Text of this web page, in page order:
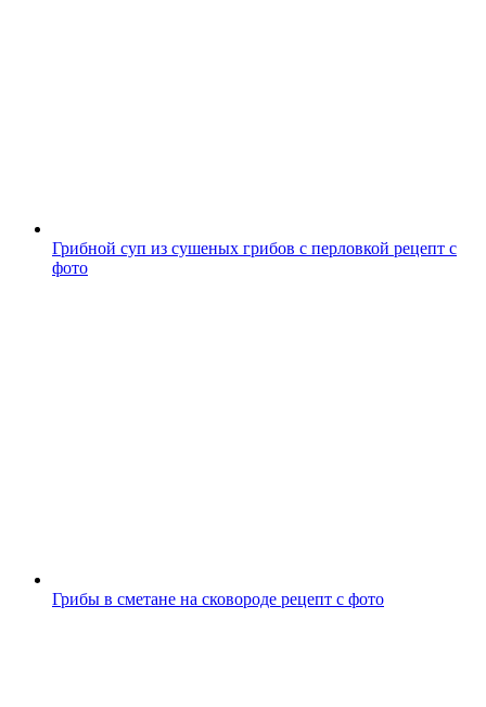
Грибной суп из сушеных грибов с перловкой рецепт с
фото
Грибы в сметане на сковороде рецепт с фото